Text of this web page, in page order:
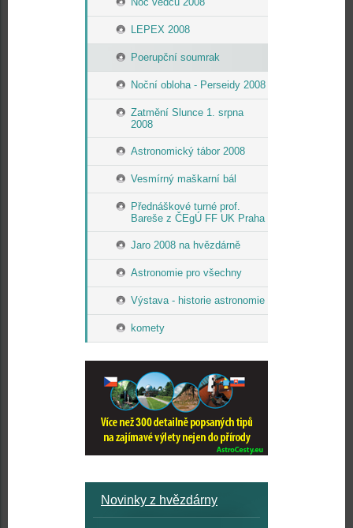
LEPEX 2008
Poerupční soumrak
Noční obloha - Perseidy 2008
Zatmění Slunce 1. srpna
2008
Astronomický tábor 2008
Vesmírný maškarní bál
Přednáškové turné prof.
Bareše z ČEgÚ FF UK Praha
Jaro 2008 na hvězdárně
Astronomie pro všechny
Výstava - historie astronomie
komety
Novinky z hvězdárny